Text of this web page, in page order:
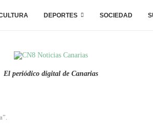
DEPORTES SOCIEDAD
El periódico digital de Canarias